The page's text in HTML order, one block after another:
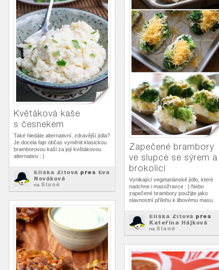
Zapečené brambory
ve slupce se sýrem a
brokolicí
Vynikající vegetariánské jídlo, které
nadchne i masožravce : ) Nebo
zapečené brambory použijte jako
slavnostní přílohu k libovému masu.
Eliška Zitová přes
Kateřina Hájková
na Slané
Květáková kaše
s česnekem
Také hledáte alternativní, zdravější jídla?
Je docela fajn občas vyměnit klasickou
bramborovou kaši za její květákovou
alternativu : )
Eliška Zitová přes Eva
Nováková
na Slané